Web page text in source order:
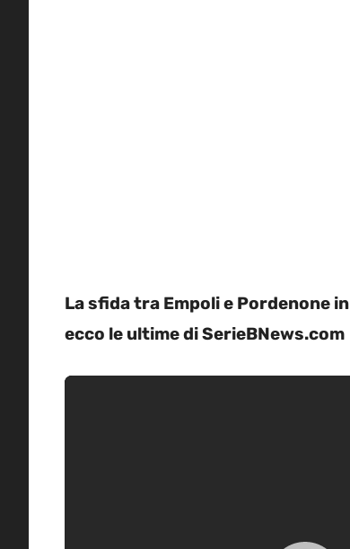
La sfida tra Empoli e Pordenone
ecco le ultime di SerieBNews.com